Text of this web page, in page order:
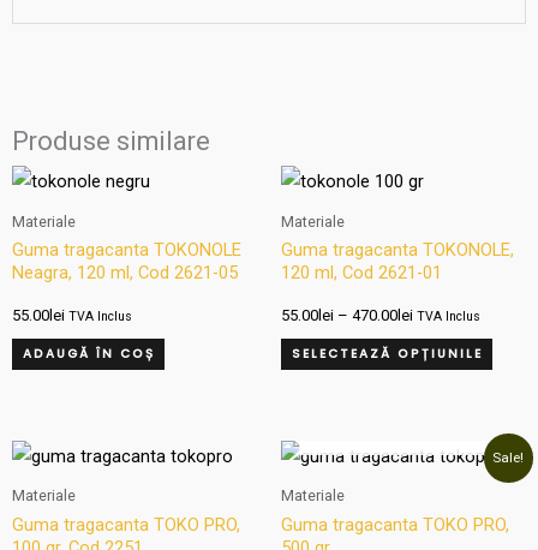
Produse similare
Materiale
Guma tragacanta TOKONOLE
Neagra, 120 ml, Cod 2621-05
55.00lei TVA Inclus
ADAUGĂ ÎN COȘ
Materiale
Guma tragacanta TOKONOLE,
120 ml, Cod 2621-01
55.00lei – 470.00lei
Interval
de
până
la
TVA Inclus
SELECTEAZĂ OPȚIUNILE
are
fi
alese
Materiale
Guma tragacanta TOKO PRO,
Sale!
Materiale
Guma tragacanta TOKO PRO,
Prețul
inițial
161.70lei.
Prețul